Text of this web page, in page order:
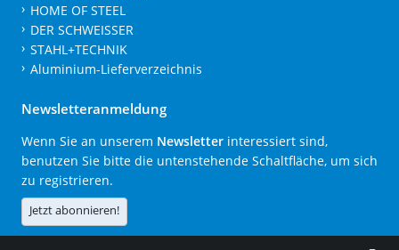
HOME OF STEEL
DER SCHWEISSER
STAHL+TECHNIK
Aluminium-Lieferverzeichnis
Newsletteranmeldung
Wenn Sie an unserem Newsletter interessiert sind,
benutzen Sie bitte die untenstehende Schaltfläche, um sich
zu registrieren.
Jetzt abonnieren!